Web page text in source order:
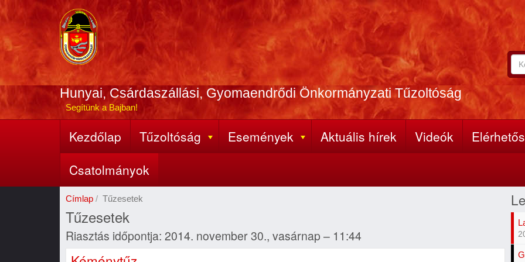
Ugrás
a
tartalomra
Hunyai, Csárdaszállási, Gyomaendrődi Önkormányzati Tűzoltóság
Segítünk a Bajban!
A
Fő
navigáció
Kezdőlap Tűzoltóság Események Aktuális hírek Videók
Csatolmányok
Címlap Tűzesetek
Tűzesetek
Riasztás időpontja: 2014. november 30., vasárnap – 11:44